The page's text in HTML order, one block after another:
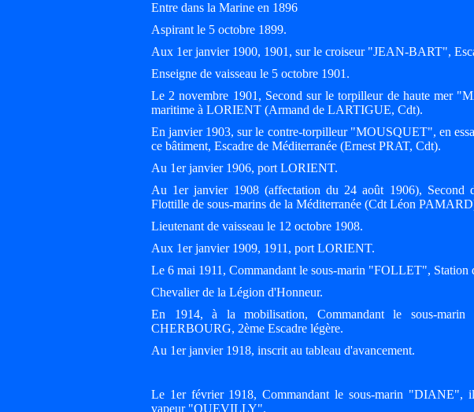
Entre dans la Marine en 1896
Aspirant le 5 octobre 1899.
Aux 1er janvier 1900, 1901, sur le croiseur "JEAN-BART",
Enseigne de vaisseau le 5 octobre 1901.
Le 2 novembre 1901, Second sur le torpilleur de haute mer
maritime à LORIENT (Armand de LARTIGUE, Cdt).
En janvier 1903, sur le contre-torpilleur "MOUSQUET", en
ce bâtiment, Escadre de Méditerranée (Ernest PRAT, Cdt).
Au 1er janvier 1906, port LORIENT.
Au 1er janvier 1908 (affectation du 24 août 1906), Second
Flottille de sous-marins de la Méditerranée (Cdt Léon
Lieutenant de vaisseau le 12 octobre 1908.
Aux 1er janvier 1909, 1911, port LORIENT.
Le 6 mai 1911, Commandant le sous-marin "FOLLET", Station
Chevalier de la Légion d'Honneur.
En 1914, à la mobilisation, Commandant le sous-
CHERBOURG, 2ème Escadre légère.
Au 1er janvier 1918, inscrit au tableau d'avancement.
Le 1er février 1918, Commandant le sous-marin "DIANE",
vapeur "QUEVILLY".